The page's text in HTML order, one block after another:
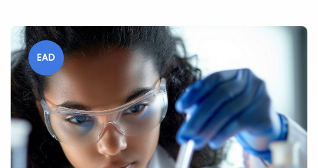
EAD